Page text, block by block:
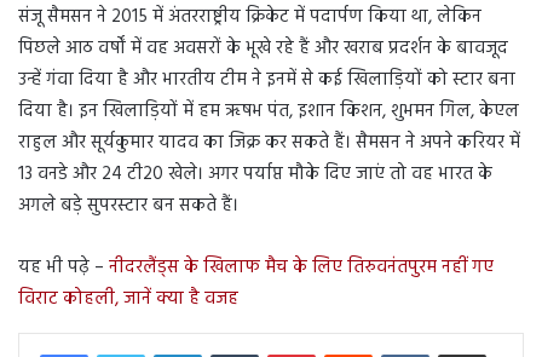
संजू सैमसन ने 2015 में अंतरराष्ट्रीय क्रिकेट में पदार्पण किया था, लेकिन
पिछले आठ वर्षों में वह अवसरों के भूखे रहे हैं और खराब प्रदर्शन के बावजूद
उन्हें गंवा दिया है और भारतीय टीम ने इनमें से कई खिलाड़ियों को स्टार बना
दिया है। इन खिलाड़ियों में हम ऋषभ पंत, इशान किशन, शुभमन गिल, केएल
राहुल और सूर्यकुमार यादव का जिक्र कर सकते हैं। सैमसन ने अपने करियर में
13 वनडे और 24 टी20 खेले। अगर पर्याप्त मौके दिए जाएं तो वह भारत के
अगले बड़े सुपरस्टार बन सकते हैं।
यह भी पढ़े – नीदरलैंड्स के खिलाफ मैच के लिए तिरुवनंतपुरम नहीं गए
विराट कोहली, जानें क्या है वजह